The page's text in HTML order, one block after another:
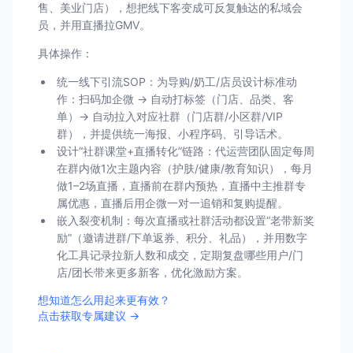
售、美业门店），想把线下客变成可反复触达的私域会
员，并用直播拉GMV。
具体操作：
统一线下引流SOP：为导购/奶工/店员设计标准动
作：扫码加企微 → 自动打标签（门店、品类、客
单）→ 自动拉入对应社群（门店群/小区群/VIP
群），并提供统一海报、小程序码、引导话术。
设计“社群课堂+直播转化”链路：代运营团队固定每周
在群内做1次主题内容（护肤/健康/教育知识），每月
做1–2场直播，直播前在群内预热，直播中主推群专
属优惠，直播后用企微一对一追销和复购提醒。
嵌入裂变机制：每次直播或社群活动都设置“老带新奖
励”（邀请进群/下单返券、积分、礼品），并用数字
化工具记录拉新人数和成交，定期复盘哪些用户/门
店/团长带来更多新客，优化激励方案。
想知道怎么用起来更有效？
点击获取专属建议 →